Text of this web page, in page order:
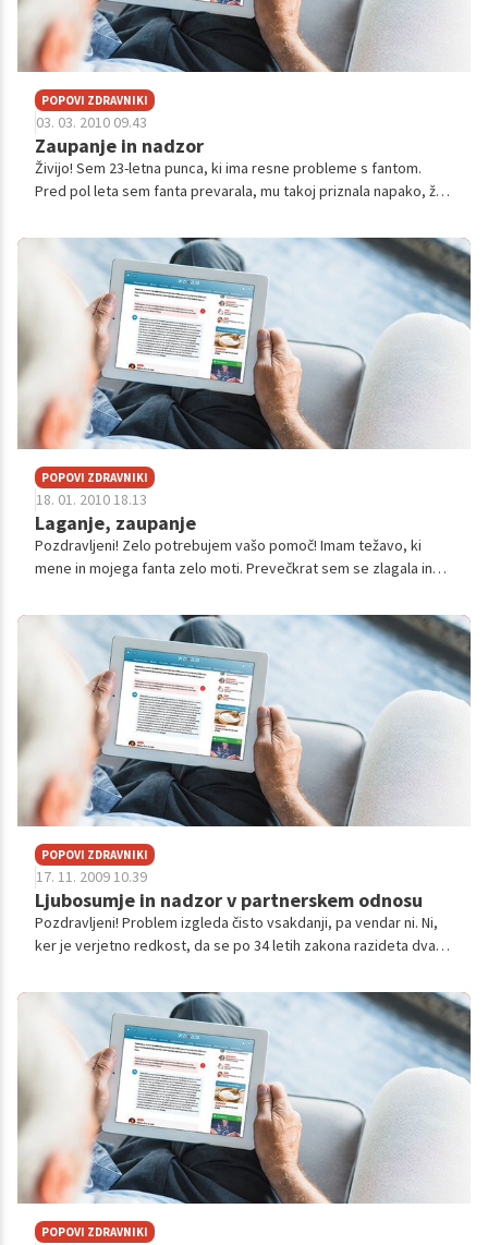
POPOVI ZDRAVNIKI
03. 03. 2010 09.43
Zaupanje in nadzor
Živijo! Sem 23-letna punca, ki ima resne probleme s fantom.
Pred pol leta sem fanta prevarala, mu takoj priznala napako, žal
sama ne vem...
POPOVI ZDRAVNIKI
18. 01. 2010 18.13
Laganje, zaupanje
Pozdravljeni! Zelo potrebujem vašo pomoč! Imam težavo, ki
mene in mojega fanta zelo moti. Prevečkrat sem se zlagala in
svoje napake popr...
POPOVI ZDRAVNIKI
17. 11. 2009 10.39
Ljubosumje in nadzor v partnerskem odnosu
Pozdravljeni! Problem izgleda čisto vsakdanji, pa vendar ni. Ni,
ker je verjetno redkost, da se po 34 letih zakona razideta dva,
p...
POPOVI ZDRAVNIKI